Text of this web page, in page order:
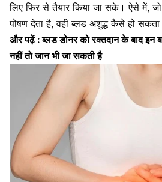
लिए फिर से तैयार किया जा सके। ऐसे में,
पोषण देता है, वही ब्लड अशुद्ध कैसे हो सकता
और पढ़ें :ब्लड डोनर को रक्तदान के बाद इन
नहीं तो जान भी जा सकती है